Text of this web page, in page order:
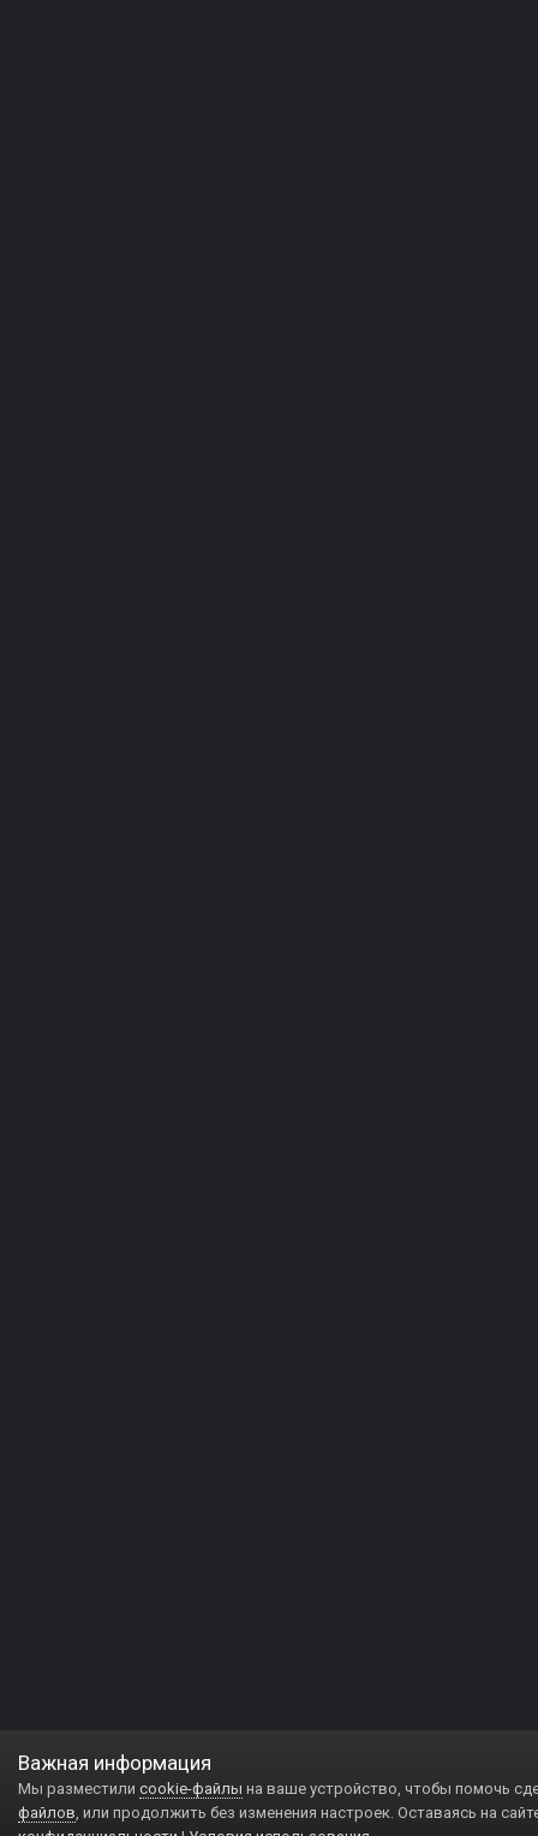
Важная информация
Мы разместили cookie-файлы на ваше устройство, чтобы помочь
файлов, или продолжить без изменения настроек. Оставаясь на